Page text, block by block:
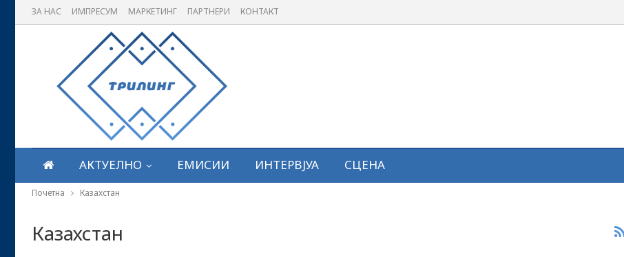
ЗА НАС ИМПРЕСУМ МАРКЕТИНГ ПАРТНЕРИ КОНТАКТ
АКТУЕЛНО ЕМИСИИ ИНТЕРВЈУА СЦЕНА
Почетна Казахстан
Казахстан